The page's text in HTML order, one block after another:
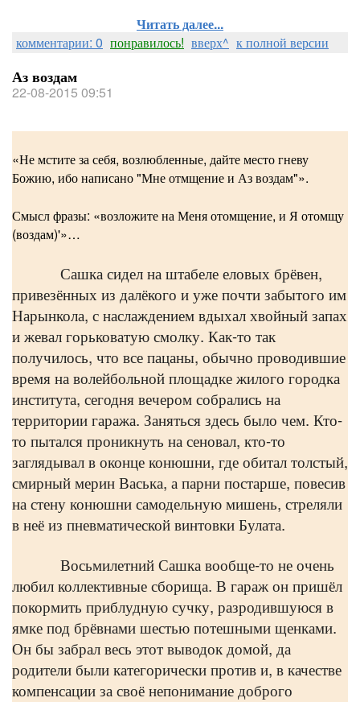
Читать далее...
комментарии: 0 понравилось! вверх^ к полной версии
Аз воздам
22-08-2015 09:51
«Не мстите за себя, возлюбленные, дайте место гневу
Божию, ибо написано "Мне отмщение и Аз воздам"».
Смысл фразы: «возложите на Меня отомщение, и Я отомщу
(воздам)'»…
Сашка сидел на штабеле еловых брёвен,
привезённых из далёкого и уже почти забытого им
Нарынкола, с наслаждением вдыхал хвойный запах
и жевал горьковатую смолку. Как-то так
получилось, что все пацаны, обычно проводившие
время на волейбольной площадке жилого городка
института, сегодня вечером собрались на
территории гаража. Заняться здесь было чем. Кто-
то пытался проникнуть на сеновал, кто-то
заглядывал в оконце конюшни, где обитал толстый,
смирный мерин Васька, а парни постарше, повесив
на стену конюшни самодельную мишень, стреляли
в неё из пневматической винтовки Булата.
Восьмилетний Сашка вообще-то не очень
любил коллективные сборища. В гараж он пришёл
покормить приблудную сучку, разродившуюся в
ямке под брёвнами шестью потешными щенками.
Он бы забрал весь этот выводок домой, да
родители были категорически против и, в качестве
компенсации за своё непонимание доброго